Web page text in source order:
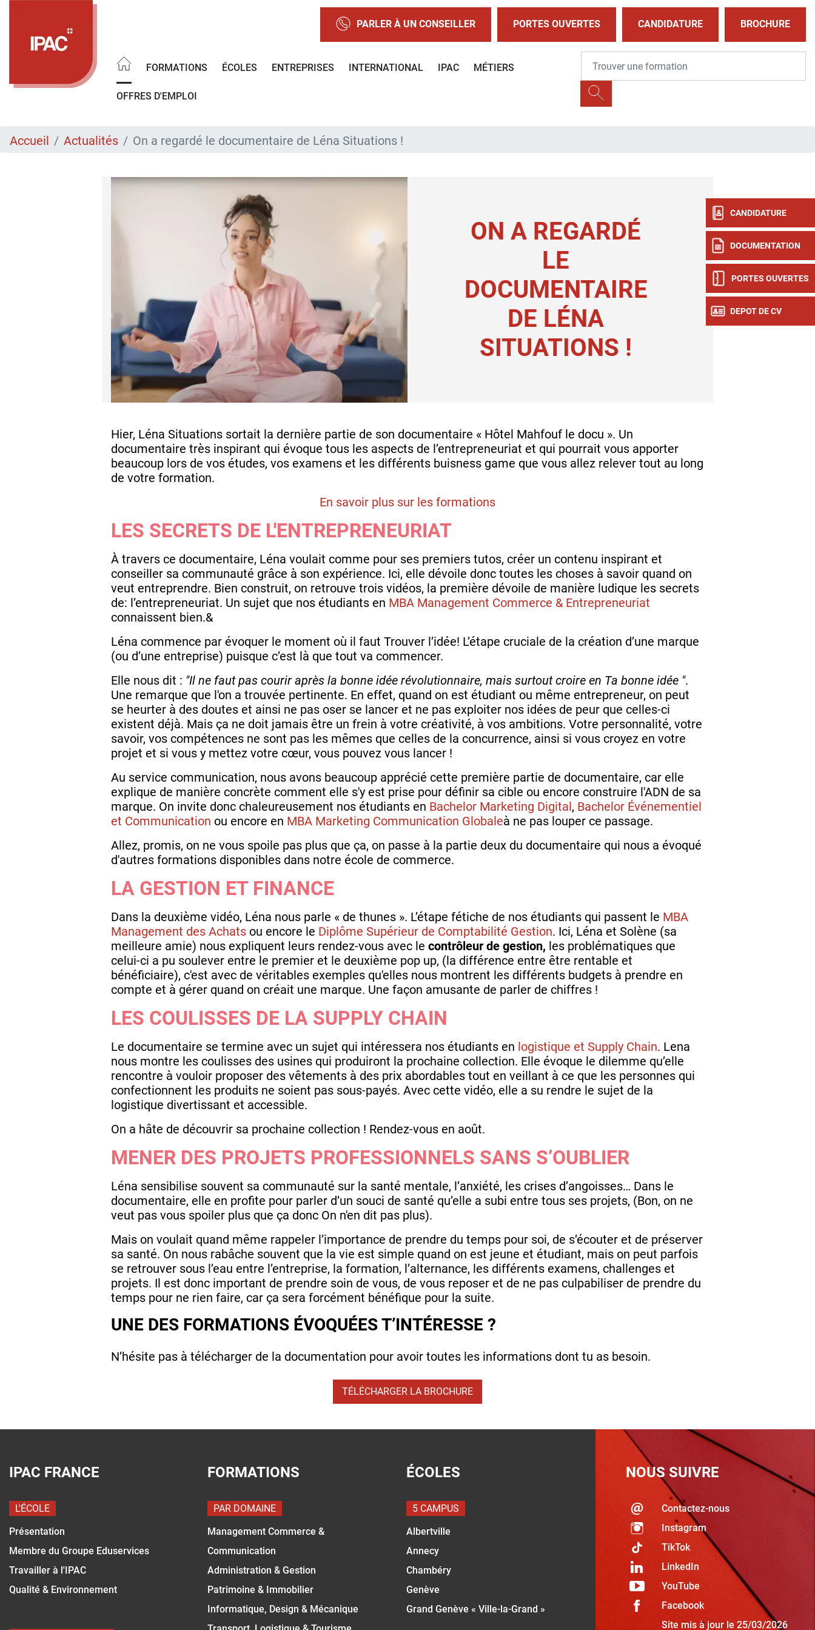
PARLER À UN CONSEILLER PORTES OUVERTES CANDIDATURE BROCHURE
FORMATIONS ÉCOLES ENTREPRISES INTERNATIONAL IPAC MÉTIERS
OFFRES D'EMPLOI
CANDIDATURE
DOCUMENTATION
PORTES OUVERTES
DEPOT DE CV
Accueil Actualités On a regardé le documentaire de Léna Situations !
ON A REGARDÉ
LE
DOCUMENTAIRE
DE LÉNA
SITUATIONS !
Hier, Léna Situations sortait la dernière partie de son documentaire « Hôtel Mahfouf le docu ». Un
documentaire très inspirant qui évoque tous les aspects de l’entrepreneuriat et qui pourrait vous apporter
beaucoup lors de vos études, vos examens et les différents buisness game que vous allez relever tout au long
de votre formation.
En savoir plus sur les formations
LES SECRETS DE L'ENTREPRENEURIAT
À travers ce documentaire, Léna voulait comme pour ses premiers tutos, créer un contenu inspirant et
conseiller sa communauté grâce à son expérience. Ici, elle dévoile donc toutes les choses à savoir quand on
veut entreprendre. Bien construit, on retrouve trois vidéos, la première dévoile de manière ludique les secrets
de: l’entrepreneuriat. Un sujet que nos étudiants en MBA Management Commerce & Entrepreneuriat
connaissent bien.&
Léna commence par évoquer le moment où il faut Trouver l’idée! L’étape cruciale de la création d’une marque
(ou d’une entreprise) puisque c’est là que tout va commencer.
Elle nous dit : "Il ne faut pas courir après la bonne idée révolutionnaire, mais surtout croire en Ta bonne idée ".
Une remarque que l'on a trouvée pertinente. En effet, quand on est étudiant ou même entrepreneur, on peut
se heurter à des doutes et ainsi ne pas oser se lancer et ne pas exploiter nos idées de peur que celles-ci
existent déjà. Mais ça ne doit jamais être un frein à votre créativité, à vos ambitions. Votre personnalité, votre
savoir, vos compétences ne sont pas les mêmes que celles de la concurrence, ainsi si vous croyez en votre
projet et si vous y mettez votre cœur, vous pouvez vous lancer !
Au service communication, nous avons beaucoup apprécié cette première partie de documentaire, car elle
explique de manière concrète comment elle s'y est prise pour définir sa cible ou encore construire l'ADN de sa
marque. On invite donc chaleureusement nos étudiants en Bachelor Marketing Digital, Bachelor Événementiel
et Communication ou encore en MBA Marketing Communication Globaleà ne pas louper ce passage.
Allez, promis, on ne vous spoile pas plus que ça, on passe à la partie deux du documentaire qui nous a évoqué
d'autres formations disponibles dans notre école de commerce.
LA GESTION ET FINANCE
Dans la deuxième vidéo, Léna nous parle « de thunes ». L’étape fétiche de nos étudiants qui passent le MBA
Management des Achats ou encore le Diplôme Supérieur de Comptabilité Gestion. Ici, Léna et Solène (sa
meilleure amie) nous expliquent leurs rendez-vous avec le contrôleur de gestion, les problématiques que
celui-ci a pu soulever entre le premier et le deuxième pop up, (la différence entre être rentable et
bénéficiaire), c'est avec de véritables exemples qu'elles nous montrent les différents budgets à prendre en
compte et à gérer quand on créait une marque. Une façon amusante de parler de chiffres !
LES COULISSES DE LA SUPPLY CHAIN
Le documentaire se termine avec un sujet qui intéressera nos étudiants en logistique et Supply Chain. Lena
nous montre les coulisses des usines qui produiront la prochaine collection. Elle évoque le dilemme qu’elle
rencontre à vouloir proposer des vêtements à des prix abordables tout en veillant à ce que les personnes qui
confectionnent les produits ne soient pas sous-payés. Avec cette vidéo, elle a su rendre le sujet de la
logistique divertissant et accessible.
On a hâte de découvrir sa prochaine collection ! Rendez-vous en août.
MENER DES PROJETS PROFESSIONNELS SANS S’OUBLIER
Léna sensibilise souvent sa communauté sur la santé mentale, l’anxiété, les crises d’angoisses… Dans le
documentaire, elle en profite pour parler d’un souci de santé qu’elle a subi entre tous ses projets, (Bon, on ne
veut pas vous spoiler plus que ça donc On n'en dit pas plus).
Mais on voulait quand même rappeler l’importance de prendre du temps pour soi, de s’écouter et de préserver
sa santé. On nous rabâche souvent que la vie est simple quand on est jeune et étudiant, mais on peut parfois
se retrouver sous l’eau entre l’entreprise, la formation, l’alternance, les différents examens, challenges et
projets. Il est donc important de prendre soin de vous, de vous reposer et de ne pas culpabiliser de prendre du
temps pour ne rien faire, car ça sera forcément bénéfique pour la suite.
UNE DES FORMATIONS ÉVOQUÉES T’INTÉRESSE ?
N’hésite pas à télécharger de la documentation pour avoir toutes les informations dont tu as besoin.
TÉLÉCHARGER LA BROCHURE
IPAC FRANCE
L'ÉCOLE
Présentation
Membre du Groupe Eduservices
Travailler à l'IPAC
Qualité & Environnement
FORMATIONS
PAR DOMAINE
Management Commerce &
Communication
Administration & Gestion
Patrimoine & Immobilier
Informatique, Design & Mécanique
ÉCOLES
5 CAMPUS
Albertville
Annecy
Chambéry
Genève
Grand Genève « Ville-la-Grand »
NOUS SUIVRE
Contactez-nous
Instagram
TikTok
LinkedIn
YouTube
Facebook
Site mis à jour le 25/03/2026